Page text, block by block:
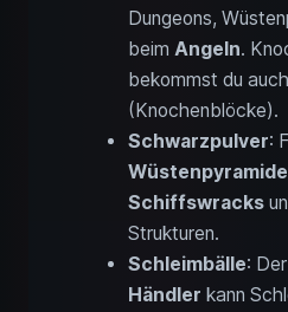
Dungeons,
beim Angeln.
bekommst du
(Knochenblöcke).
Schwarzpulver:
Schiffswracks
Strukturen.
Schleimbälle: Der
Händler kann